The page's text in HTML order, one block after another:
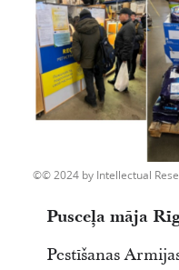
© 2024 by Intellectual
Pusceļa māja
Pestīšanas